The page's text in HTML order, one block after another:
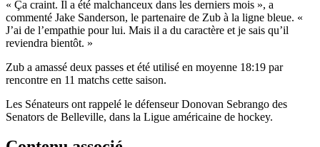
« Ça craint. Il a été malchanceux dans les derniers mois », a
commenté Jake Sanderson, le partenaire de Zub à la ligne bleue. «
J’ai de l’empathie pour lui. Mais il a du caractère et je sais qu’il
reviendra bientôt. »
Zub a amassé deux passes et été utilisé en moyenne 18:19 par
rencontre en 11 matchs cette saison.
Les Sénateurs ont rappelé le défenseur Donovan Sebrango des
Senators de Belleville, dans la Ligue américaine de hockey.